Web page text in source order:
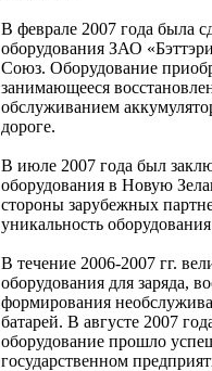
В феврале 2007 года была
оборудования ЗАО
Союз. Оборудование
занимающееся
обслуживанием
дороге.
В июле 2007 года был
оборудования в Новую
стороны зарубежных
уникальность
В течение 2006-2007 гг.
оборудования для заряда,
формирования
батарей. В августе 2007
оборудование прошло
государственном